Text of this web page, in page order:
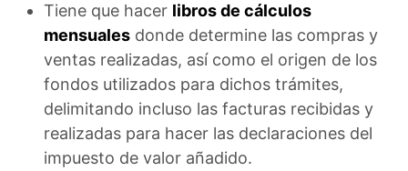
Tiene que hacer libros de cálculos
mensuales donde determine las compras y
ventas realizadas, así como el origen de los
fondos utilizados para dichos trámites,
delimitando incluso las facturas recibidas y
realizadas para hacer las declaraciones del
impuesto de valor añadido.